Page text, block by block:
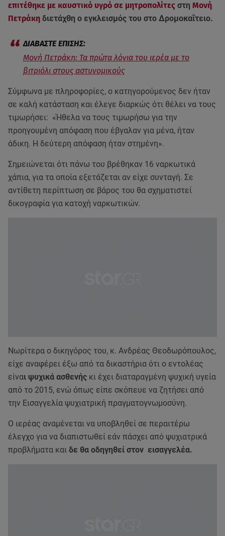
επιτέθηκε με καυστικό υγρό σε μητροπολίτες στη Μονή
Πετράκη διετάχθη ο εγκλεισμός του στο Δρομοκαΐτειο.
Μονή Πετράκη: Τα πρώτα λόγια του ιερέα με το
βιτριόλι στους αστυνομικούς
Σύμφωνα με πληροφορίες, ο κατηγορούμενος δεν ήταν
σε καλή κατάσταση και έλεγε διαρκώς ότι θέλει να τους
τιμωρήσει: «Ήθελα να τους τιμωρήσω για την
προηγουμένη απόφαση που έβγαλαν για μένα, ήταν
άδικη. Η δεύτερη απόφαση ήταν στημένη».
Σημειώνεται ότι πάνω του βρέθηκαν 16 ναρκωτικά
χάπια, για τα οποία εξετάζεται αν είχε συνταγή. Σε
αντίθετη περίπτωση σε βάρος του θα σχηματιστεί
δικογραφία για κατοχή ναρκωτικών.
Νωρίτερα ο δικηγόρος του, κ. Ανδρέας Θεοδωρόπουλος,
είχε αναφέρει έξω από τα δικαστήρια ότι ο εντολέας
είναι ψυχικά ασθενής κι έχει διαταραγμένη ψυχική υγεία
από το 2015, ενώ όπως είπε σκόπευε να ζητήσει από
την Εισαγγελία ψυχιατρική πραγματογνωμοσύνη.
Ο ιερέας αναμένεται να υποβληθεί σε περαιτέρω
έλεγχο για να διαπιστωθεί εάν πάσχει από ψυχιατρικά
προβλήματα και δε θα οδηγηθεί στον εισαγγελέα.